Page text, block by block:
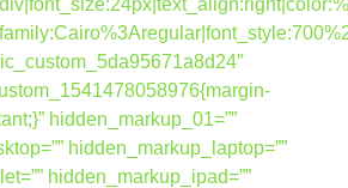
hidden_markup_01=””
hidden_markup_laptop=””
hidden_markup_ipad=””